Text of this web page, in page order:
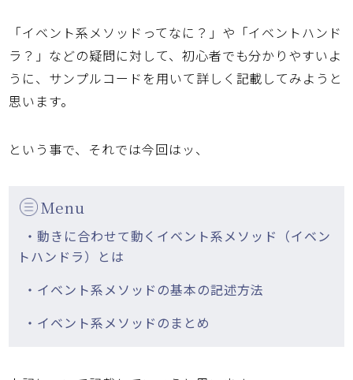
「イベント系メソッドってなに？」や「イベントハンド
ラ？」などの疑問に対して、初心者でも分かりやすいよ
うに、サンプルコードを用いて詳しく記載してみようと
思います。
という事で、それでは今回はッ、
Menu
・動きに合わせて動くイベント系メソッド（イベン
トハンドラ）とは
・イベント系メソッドの基本の記述方法
・イベント系メソッドのまとめ